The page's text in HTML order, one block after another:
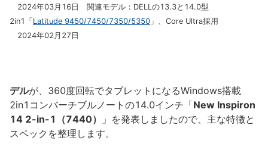
2024年03月16日 関連モデル：DELLの13.3と14.0型
2in1「 Latitude 9450/7450/7350/5350 」、Core Ultra採用
2024年02月27日
デルが、360度回転でタブレットになるWindows搭載
2in1コンバーチブルノートの14.0インチ「New Inspiron
14 2-in-1（7440）
」を発表しましたので、主な特徴と
スペックを整理します。